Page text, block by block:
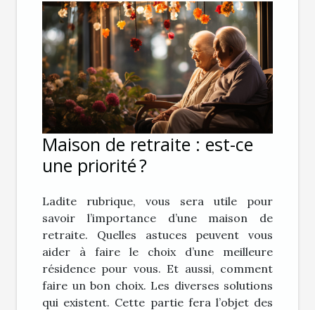
Maison de retraite : est-ce
une priorité ?
Ladite rubrique, vous sera utile pour
savoir l’importance d’une maison de
retraite. Quelles astuces peuvent vous
aider à faire le choix d’une meilleure
résidence pour vous. Et aussi, comment
faire un bon choix. Les diverses solutions
qui existent. Cette partie fera l’objet des